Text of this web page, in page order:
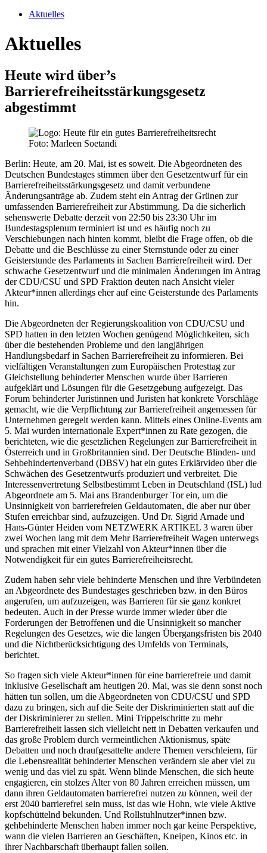
Aktuelles
Aktuelles
Heute wird über’s
Barrierefreiheitsstärkungsgesetz
abgestimmt
Foto: Marleen Soetandi
Berlin: Heute, am 20. Mai, ist es soweit. Die Abgeordneten des
Deutschen Bundestages stimmen über den Gesetzentwurf für ein
Barrierefreiheitsstärkungsgesetz und damit verbundene
Änderungsanträge ab. Zudem steht ein Antrag der Grünen zur
umfassenden Barrierefreiheit zur Abstimmung. Da die sicherlich
sehenswerte Debatte derzeit von 22:50 bis 23:30 Uhr im
Bundestagsplenum terminiert ist und es häufig noch zu
Verschiebungen nach hinten kommt, bleibt die Frage offen, ob die
Debatte und die Beschlüsse zu einer Sternstunde oder zu einer
Geisterstunde des Parlaments in Sachen Barrierefreiheit wird. Der
schwache Gesetzentwurf und die minimalen Änderungen im Antrag
der CDU/CSU und SPD Fraktion deuten nach Ansicht vieler
Akteur*innen allerdings eher auf eine Geisterstunde des Parlaments
hin.
Die Abgeordneten der Regierungskoalition von CDU/CSU und
SPD hatten in den letzten Wochen genügend Möglichkeiten, sich
über die bestehenden Probleme und den langjährigen
Handlungsbedarf in Sachen Barrierefreiheit zu informieren. Bei
vielfältigen Veranstaltungen zum Europäischen Protesttag zur
Gleichstellung behinderter Menschen wurde über Barrieren
aufgeklärt und Lösungen für die Gesetzgebung aufgezeigt. Das
Forum behinderter Juristinnen und Juristen hat konkrete Vorschläge
gemacht, wie die Verpflichtung zur Barrierefreiheit angemessen für
Unternehmen geregelt werden kann. Mittels eines Online-Events am
5. Mai wurden internationale Expert*innen zu Rate gezogen, die
berichteten, wie die gesetzlichen Regelungen zur Barrierefreiheit in
Österreich und in Großbritannien sind. Der Deutsche Blinden- und
Sehbehindertenverband (DBSV) hat ein gutes Erklärvideo über die
Schwächen des Gesetzentwurfs produziert und verbreitet. Die
Interessenvertretung Selbstbestimmt Leben in Deutschland (ISL) lud
Abgeordnete am 5. Mai ans Brandenburger Tor ein, um die
Unsinnigkeit von barrierefreien Geldautomaten, die aber nur über
Stufen erreichbar sind, aufzuzeigen. Und Dr. Sigrid Arnade und
Hans-Günter Heiden vom NETZWERK ARTIKEL 3 waren über
zwei Wochen lang mit dem Mehr Barrierefreiheit Wagen unterwegs
und sprachen mit einer Vielzahl von Akteur*innen über die
Notwendigkeit für ein gutes Barrierefreiheitsrecht.
Zudem haben sehr viele behinderte Menschen und ihre Verbündeten
an Abgeordnete des Bundestages geschrieben bzw. in den Büros
angerufen, um aufzuzeigen, was Barrieren für sie ganz konkret
bedeuten. Auch in der Presse wurde immer wieder über die
Forderungen der Betroffenen und die Unsinnigkeit so mancher
Regelungen des Gesetzes, wie die langen Übergangsfristen bis 2040
und die Nichtberücksichtigung des Umfelds von Terminals,
berichtet.
So fragen sich viele Akteur*innen für eine barrierefreie und damit
inklusive Gesellschaft am heutigen 20. Mai, was sie denn sonst noch
hätten tun sollen, um die Abgeordneten von CDU/CSU und SPD
dazu zu bringen, sich auf die Seite der Diskriminierten statt auf die
der Diskriminierer zu stellen. Mini Trippelschritte zu mehr
Barrierefreiheit lassen sich vielleicht nett in Debatten verkaufen und
das große Problem durch vermeintlichen Aktionismus, späte
Debatten und noch draufgesattelte andere Themen verschleiern, für
die Lebensrealität behinderter Menschen verändern sie aber viel zu
wenig und das viel zu spät. Wenn blinde Menschen, die sich heute
engagieren, ein stolzes Alter von 80 Jahren erreichen müssen, um
dann ihren Geldautomaten barrierefrei nutzen zu können, weil der
erst 2040 barrierefrei sein muss, ist das wie Hohn, wie viele Aktive
kopfschüttelnd bekunden. Und Rollstuhlnutzer*innen bzw.
gehbehinderte Menschen haben immer noch gar keine Perspektive,
wann die vielen Barrieren an Geschäften, Kneipen, Kinos etc. in
ihrer Nachbarschaft überhaupt fallen sollen.